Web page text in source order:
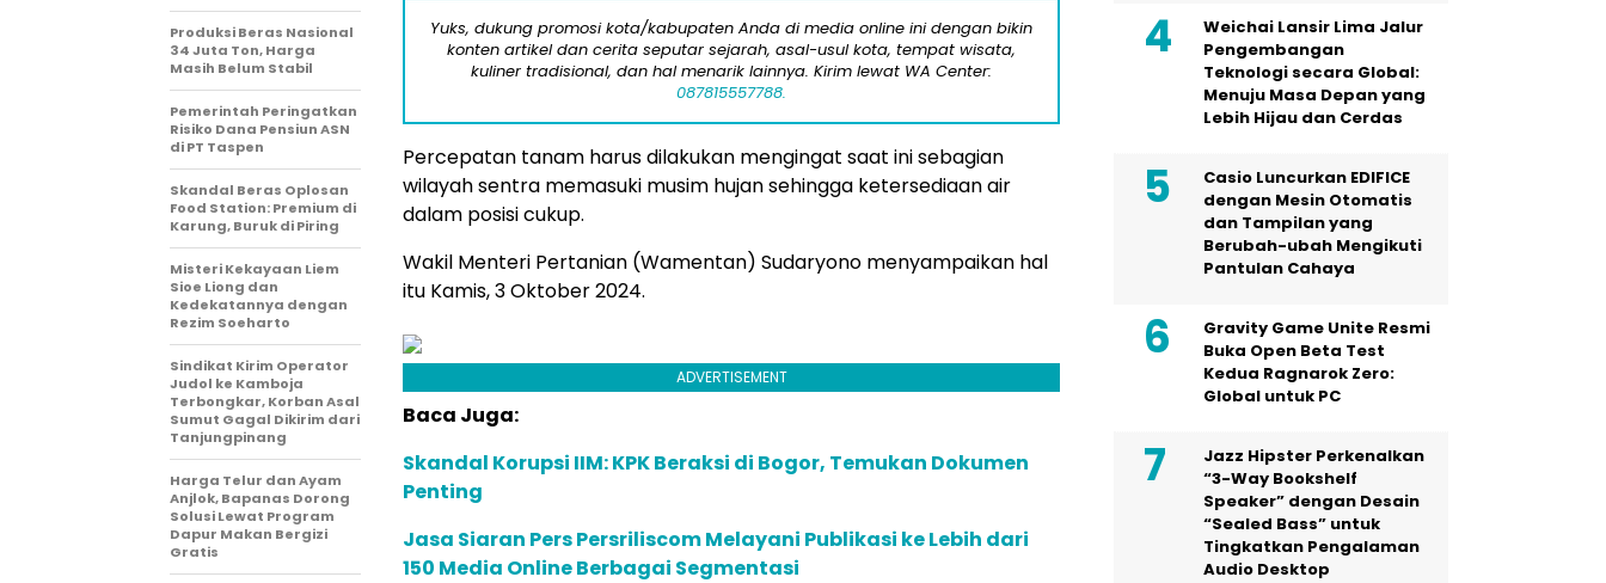
Yuks, dukung promosi kota/kabupaten Anda di media online ini dengan bikin
konten artikel dan cerita seputar sejarah, asal-usul kota, tempat wisata,
kuliner tradisional, dan hal menarik lainnya. Kirim lewat WA Center:
087815557788.
Percepatan tanam harus dilakukan mengingat saat ini sebagian
wilayah sentra memasuki musim hujan sehingga ketersediaan air
dalam posisi cukup.
Wakil Menteri Pertanian (Wamentan) Sudaryono menyampaikan hal
itu Kamis, 3 Oktober 2024.
ADVERTISEMENT
Baca Juga:
Skandal Korupsi IIM: KPK Beraksi di Bogor, Temukan Dokumen
Penting
Jasa Siaran Pers Persriliscom Melayani Publikasi ke Lebih dari
150 Media Online Berbagai Segmentasi
Produksi Beras Nasional
34 Juta Ton, Harga
Masih Belum Stabil
Pemerintah Peringatkan
Risiko Dana Pensiun ASN
di PT Taspen
Skandal Beras Oplosan
Food Station: Premium di
Karung, Buruk di Piring
Misteri Kekayaan Liem
Sioe Liong dan
Kedekatannya dengan
Rezim Soeharto
Sindikat Kirim Operator
Judol ke Kamboja
Terbongkar, Korban Asal
Sumut Gagal Dikirim dari
Tanjungpinang
Harga Telur dan Ayam
Anjlok, Bapanas Dorong
Solusi Lewat Program
Dapur Makan Bergizi
Gratis
Weichai Lansir Lima Jalur
Pengembangan
Teknologi secara Global:
Menuju Masa Depan yang
Lebih Hijau dan Cerdas
Casio Luncurkan EDIFICE
dengan Mesin Otomatis
dan Tampilan yang
Berubah-ubah Mengikuti
Pantulan Cahaya
Gravity Game Unite Resmi
Buka Open Beta Test
Kedua Ragnarok Zero:
Global untuk PC
Jazz Hipster Perkenalkan
“3-Way Bookshelf
Speaker” dengan Desain
“Sealed Bass” untuk
Tingkatkan Pengalaman
Audio Desktop